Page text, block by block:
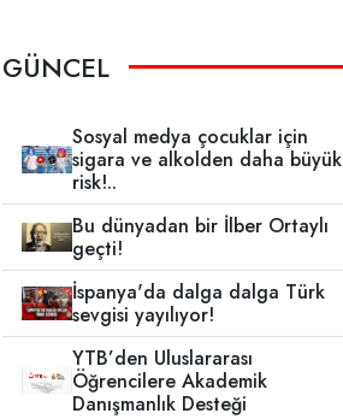
GÜNCEL
Sosyal medya çocuklar için
sigara ve alkolden daha büyük
risk!..
Bu dünyadan bir İlber Ortaylı
geçti!
İspanya'da dalga dalga Türk
sevgisi yayılıyor!
YTB’den Uluslararası
Öğrencilere Akademik
Danışmanlık Desteği